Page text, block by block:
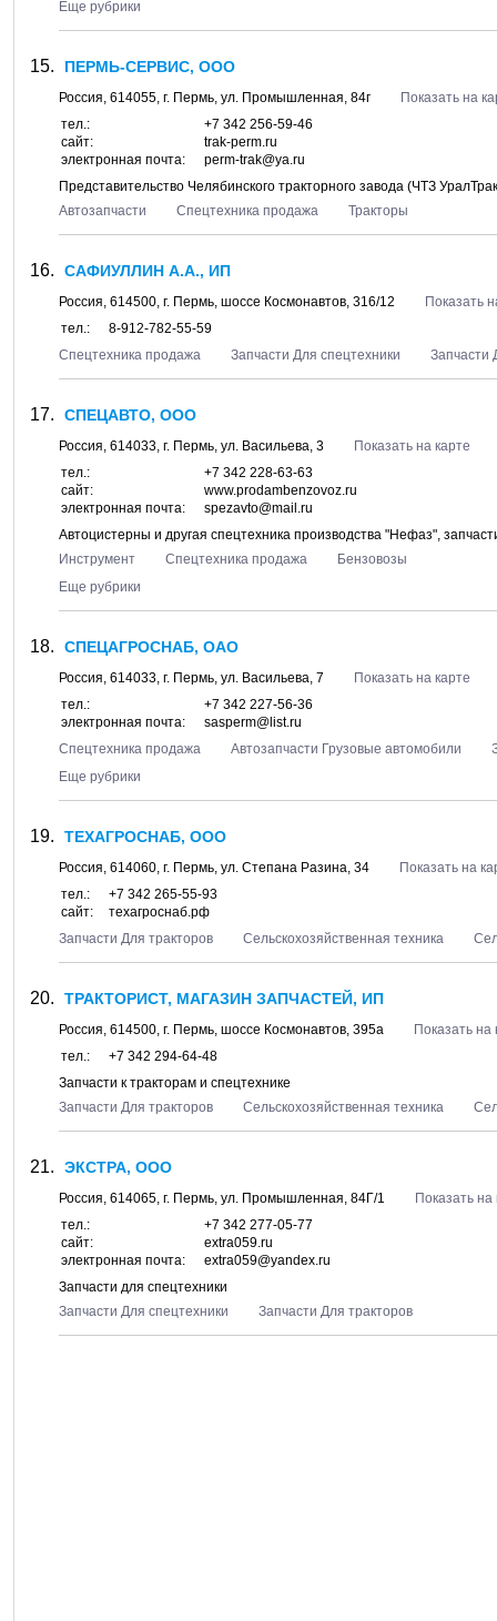
Еще рубрики
ПЕРМЬ-СЕРВИС, ООО
Россия, 614055, г. Пермь, ул. Промышленная, 84г
Показать на
тел.:
+7 342 256-59-46
сайт:
trak-perm.ru
электронная почта:
perm-trak@ya.ru
Представительство Челябинского тракторного завода (ЧТЗ
Автозапчасти
Спецтехника продажа Тракторы
САФИУЛЛИН А.А., ИП
Россия, 614500, г. Пермь, шоссе Космонавтов, 316/12
Показать
тел.:
8-912-782-55-59
Спецтехника продажа
Запчасти Для спецтехники Запчасти
СПЕЦАВТО, ООО
Россия, 614033, г. Пермь, ул. Васильева, 3
Показать на карте
тел.:
+7 342 228-63-63
сайт:
www.prodambenzovoz.ru
электронная почта:
spezavto@mail.ru
Автоцистерны и другая спецтехника производства "Нефаз",
Инструмент
Спецтехника продажа
Бензовозы
Еще рубрики
СПЕЦАГРОСНАБ, ОАО
Россия, 614033, г. Пермь, ул. Васильева, 7
Показать на карте
тел.:
+7 342 227-56-36
электронная почта:
sasperm@list.ru
Спецтехника продажа
Автозапчасти Грузовые автомобили
Еще рубрики
ТЕХАГРОСНАБ, ООО
Россия, 614060, г. Пермь, ул. Степана Разина, 34
Показать на
тел.:
+7 342 265-55-93
сайт:
техагроснаб.рф
Запчасти Для тракторов
Сельскохозяйственная техника
ТРАКТОРИСТ, МАГАЗИН ЗАПЧАСТЕЙ, ИП
Россия, 614500, г. Пермь, шоссе Космонавтов, 395а
Показать на
тел.:
+7 342 294-64-48
Запчасти к тракторам и спецтехнике
Запчасти Для тракторов
Сельскохозяйственная техника
ЭКСТРА, ООО
Россия, 614065, г. Пермь, ул. Промышленная, 84Г/1
Показать на
тел.:
+7 342 277-05-77
сайт:
extra059.ru
электронная почта:
extra059@yandex.ru
Запчасти для спецтехники
Запчасти Для спецтехники
Запчасти Для тракторов